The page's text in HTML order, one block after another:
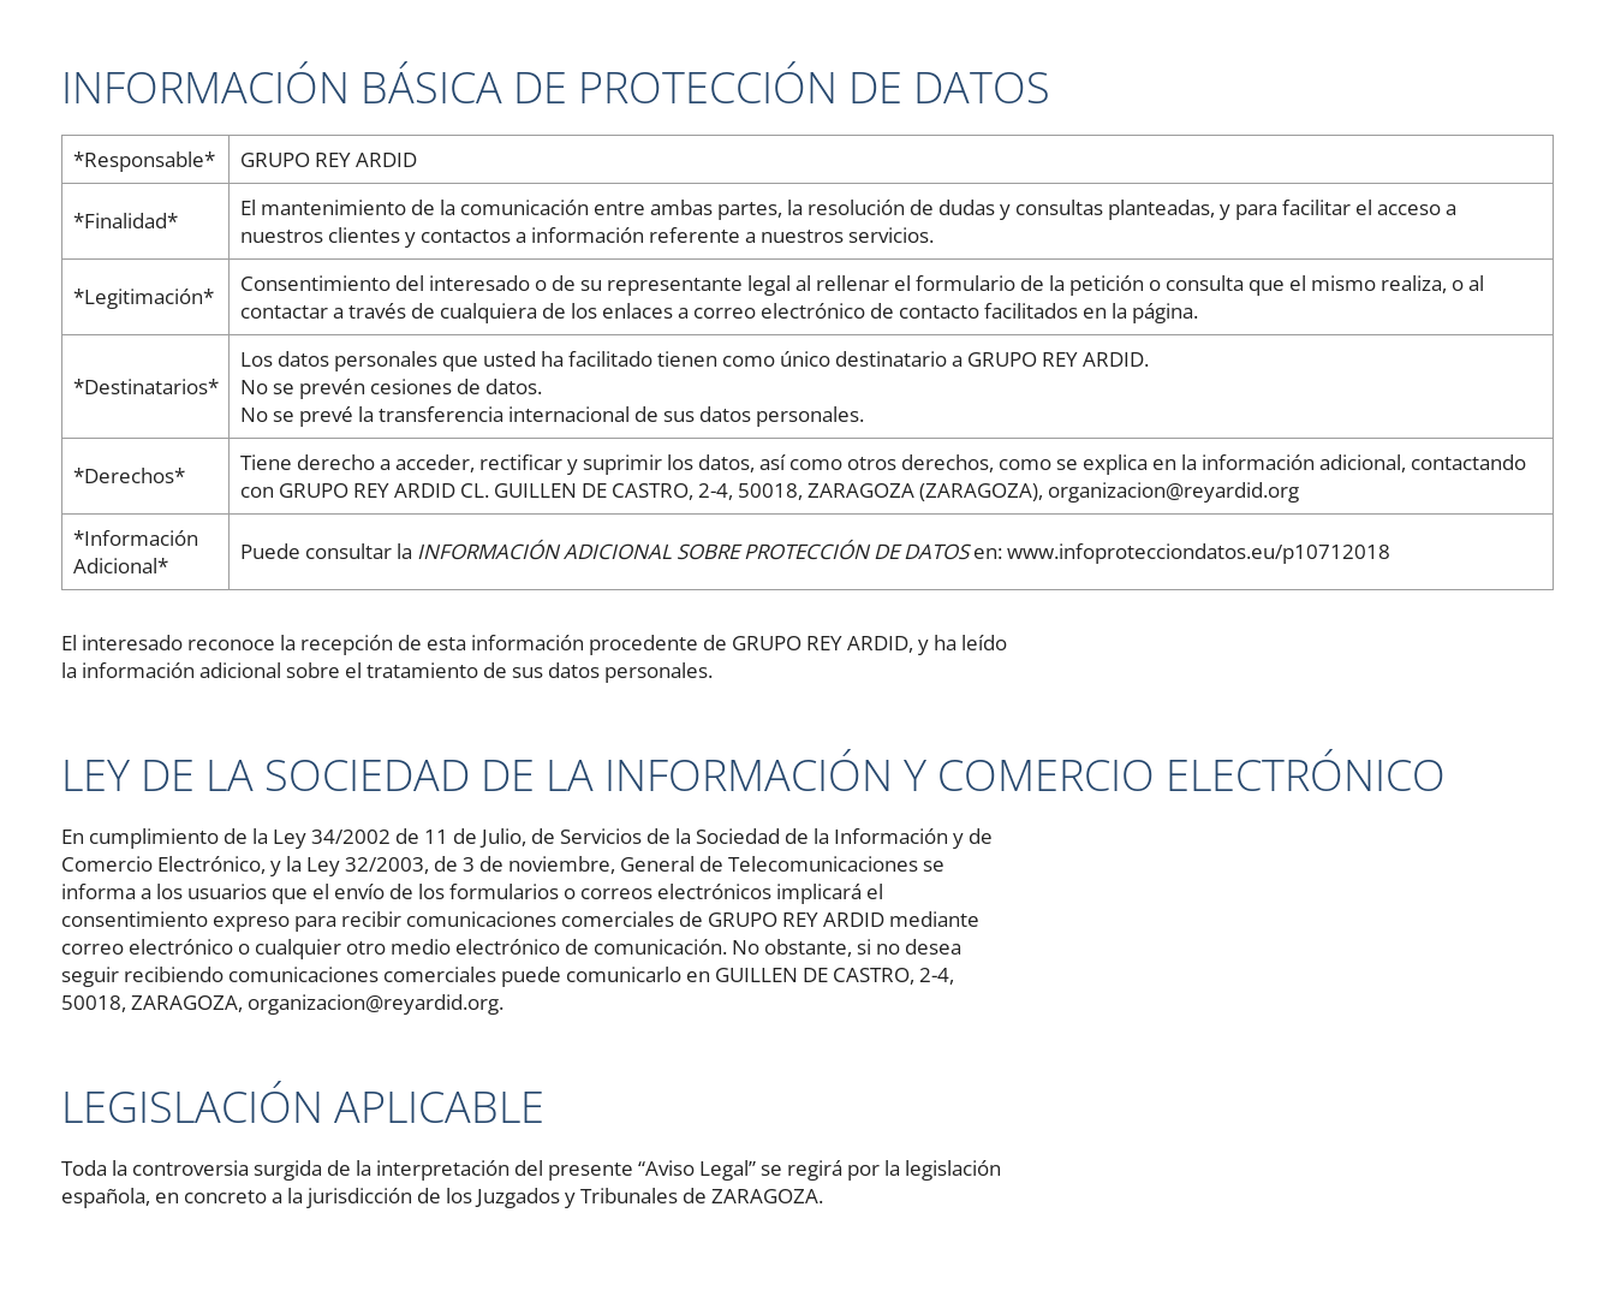
INFORMACIÓN BÁSICA DE PROTECCIÓN DE DATOS
*Responsable* GRUPO REY ARDID
*Finalidad*
El mantenimiento de la comunicación entre ambas partes, la resolución de dudas y consultas planteadas, y para facilitar el acceso a
nuestros clientes y contactos a información referente a nuestros servicios.
*Legitimación*
Consentimiento del interesado o de su representante legal al rellenar el formulario de la petición o consulta que el mismo realiza, o al
contactar a través de cualquiera de los enlaces a correo electrónico de contacto facilitados en la página.
*Destinatarios*
Los datos personales que usted ha facilitado tienen como único destinatario a GRUPO REY ARDID.
No se prevén cesiones de datos.
No se prevé la transferencia internacional de sus datos personales.
*Derechos*
Tiene derecho a acceder, rectificar y suprimir los datos, así como otros derechos, como se explica en la información adicional, contactando
con GRUPO REY ARDID CL. GUILLEN DE CASTRO, 2-4, 50018, ZARAGOZA (ZARAGOZA), organizacion@reyardid.org
*Información
Adicional*
Puede consultar la INFORMACIÓN ADICIONAL SOBRE PROTECCIÓN DE DATOSen: www.infoprotecciondatos.eu/p10712018
El interesado reconoce la recepción de esta información procedente de GRUPO REY ARDID, y ha leído
la información adicional sobre el tratamiento de sus datos personales.
LEY DE LA SOCIEDAD DE LA INFORMACIÓN Y COMERCIO ELECTRÓNICO
En cumplimiento de la Ley 34/2002 de 11 de Julio, de Servicios de la Sociedad de la Información y de
Comercio Electrónico, y la Ley 32/2003, de 3 de noviembre, General de Telecomunicaciones se
informa a los usuarios que el envío de los formularios o correos electrónicos implicará el
consentimiento expreso para recibir comunicaciones comerciales de GRUPO REY ARDID mediante
correo electrónico o cualquier otro medio electrónico de comunicación. No obstante, si no desea
seguir recibiendo comunicaciones comerciales puede comunicarlo en GUILLEN DE CASTRO, 2-4,
50018, ZARAGOZA, organizacion@reyardid.org.
LEGISLACIÓN APLICABLE
Toda la controversia surgida de la interpretación del presente “Aviso Legal” se regirá por la legislación
española, en concreto a la jurisdicción de los Juzgados y Tribunales de ZARAGOZA.